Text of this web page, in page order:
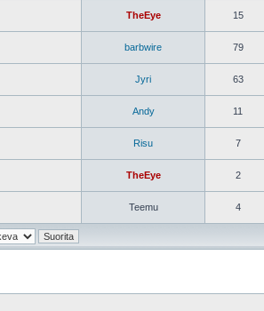
TheEye 15
barbwire 79
Jyri 63
Andy 11
Risu 7
TheEye 2
Teemu 4